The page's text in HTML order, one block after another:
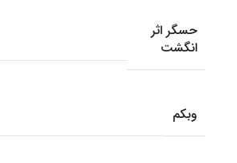
حسگر اثر
انگشت
وبکم